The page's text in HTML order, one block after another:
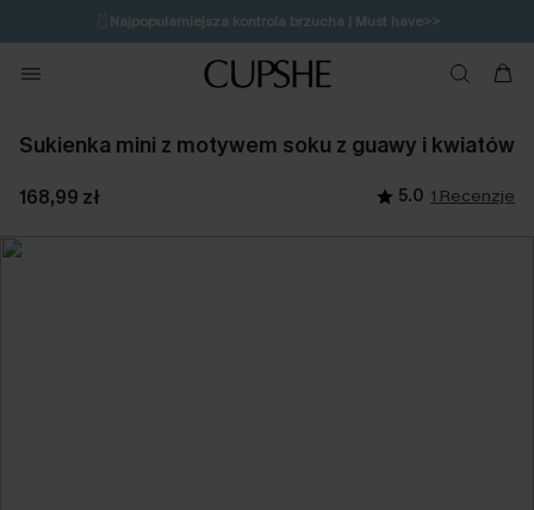
🩱Najpopularniejsza kontrola brzucha | Must have>>
🔥OSTATNIA SZANSA | Do 50% rabatu>>
💌Zapisz się i zyskaj do 20% rabatu>>
Sukienka mini z motywem soku z guawy i kwiatów
168,99 zł 5.0 1 Recenzje